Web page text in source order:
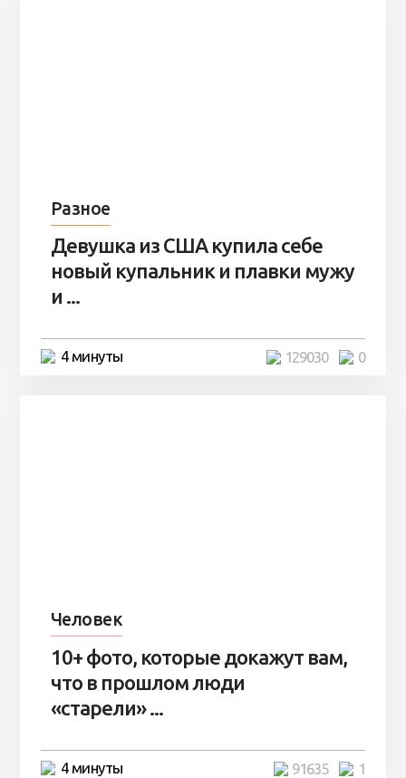
Разное
Девушка из США купила себе
новый купальник и плавки мужу
и ...
4 минуты 0
129030
Человек
10+ фото, которые докажут вам,
что в прошлом люди
«старели» ...
4 минуты 1
91635